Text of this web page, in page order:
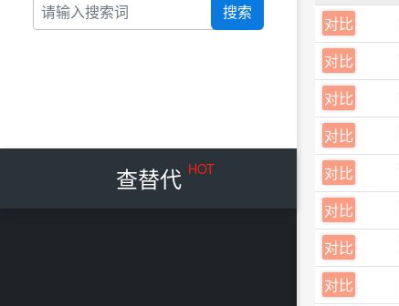
搜索
查替代 HOT
对比
对比
对比
对比
对比
对比
对比
对比